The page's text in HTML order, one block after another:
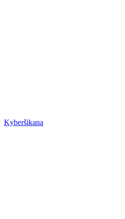
Kyberšikana